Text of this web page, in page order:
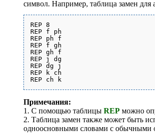
символ. Например, таблица замен для
REP 8
REP f ph
REP ph f
REP f gh
REP gh f
REP j dg
REP dg j
REP k ch
Примечания:
1. С помощью таблицы REP можно
2. Таблица замен также может быть
одноосновными словами с обычными